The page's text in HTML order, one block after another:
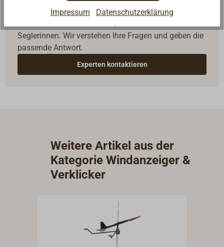
Fragen zum Artikel?
Seglerinnen. Wir verstehen Ihre Fragen und geben die
passende Antwort.
Experten kontaktieren
Weitere Artikel aus der
Kategorie Windanzeiger &
Verklicker
Impressum Datenschutzerklärung